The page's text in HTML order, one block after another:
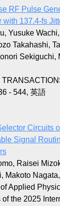
RF Pulse
with 137.4-fs
Yusuke
Takahashi,
Sekiguchi,
- 544, 英語
Circuits
Signal
Raisei
Makoto
Applied
the 2025